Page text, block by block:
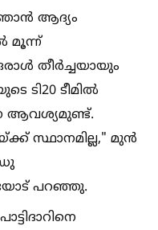
ഞാൻ ആദ്യം
മൂന്ന്
തീർച്ചയായും
ടി20 ടീമില്‍
ആവശ്യമുണ്ട്.
സ്ഥാനമില്ല," മുൻ
പറഞ്ഞു.